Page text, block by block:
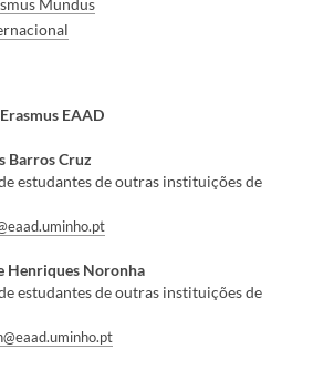
Mundus​
EAAD
Barros Cruz
estudantes de outras instituições de
Henriques Noronha
estudantes de outras instituições de